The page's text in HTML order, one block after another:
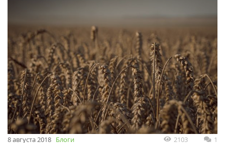
8 августа 2018 Блоги 2103 1